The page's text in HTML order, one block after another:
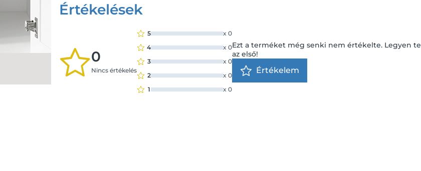
Értékelések
0
Nincs értékelés
5 x 0
4
x 0
3
x 0
2
x 0
1
x 0
Ezt a terméket még senki nem értékelte. Legyen te
az első!
Értékelem